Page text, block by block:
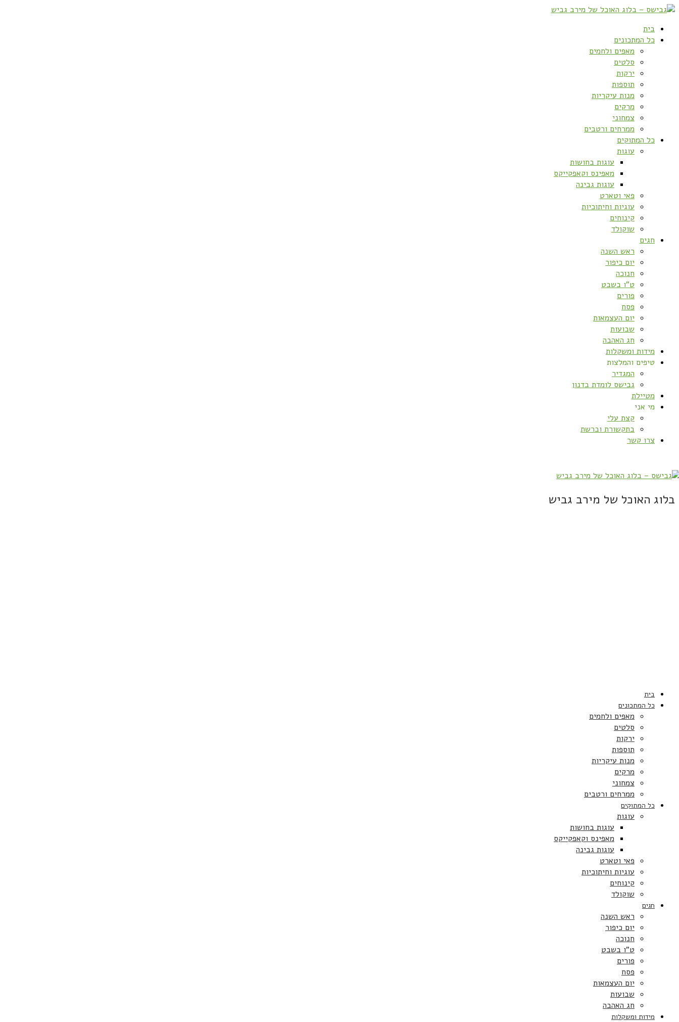
בית
כל המתכונים
מאפים ולחמים
סלטים
ירקות
תוספות
מנות עיקריות
מרקים
צמחוני
ממרחים ורטבים
כל המתוקים
עוגות
עוגות בחושות
מאפינס וקאפקייקס
עוגות גבינה
פאי וטארט
עוגיות וחיתוכיות
קינוחים
שוקולד
חגים
ראש השנה
יום כיפור
חנוכה
ט”ו בשבט
פורים
פסח
יום העצמאות
שבועות
חג האהבה
מידות ומשקלות
טיפים והמלצות
המגדיר
גבישס לומדת בדנון
מטיילת
מי אני
קצת עלי
בתקשורת וברשת
צרו קשר
בלוג האוכל של מירב גביש
בית
כל המתכונים
מאפים ולחמים
סלטים
ירקות
תוספות
מנות עיקריות
מרקים
צמחוני
ממרחים ורטבים
כל המתוקים
עוגות
עוגות בחושות
מאפינס וקאפקייקס
עוגות גבינה
פאי וטארט
עוגיות וחיתוכיות
קינוחים
שוקולד
חגים
ראש השנה
יום כיפור
חנוכה
ט”ו בשבט
פורים
פסח
יום העצמאות
שבועות
חג האהבה
מידות ומשקלות